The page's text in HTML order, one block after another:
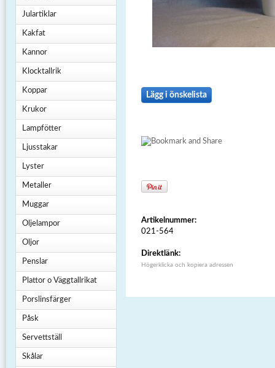
Julartiklar
Kakfat
Kannor
Klocktallrik
Koppar
Krukor
Lampfötter
Ljusstakar
Lyster
Metaller
Muggar
Oljelampor
Oljor
Penslar
Plattor o Väggtallrikat
Porslinsfärger
Påsk
Servettställ
Skålar
Lägg i önskelista
Artikelnummer:
021-564
Direktlänk:
Högerklicka och kopiera adressen